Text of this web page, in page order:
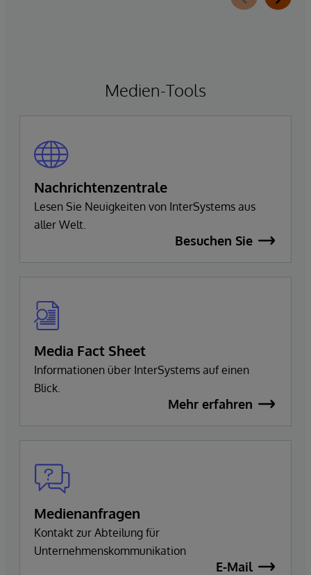
Medien-Tools
Nachrichtenzentrale
Lesen Sie Neuigkeiten von InterSystems aus
aller Welt.
Besuchen Sie
Media Fact Sheet
Informationen über InterSystems auf einen
Blick.
Mehr erfahren
Medienanfragen
Kontakt zur Abteilung für
Unternehmenskommunikation
E-Mail